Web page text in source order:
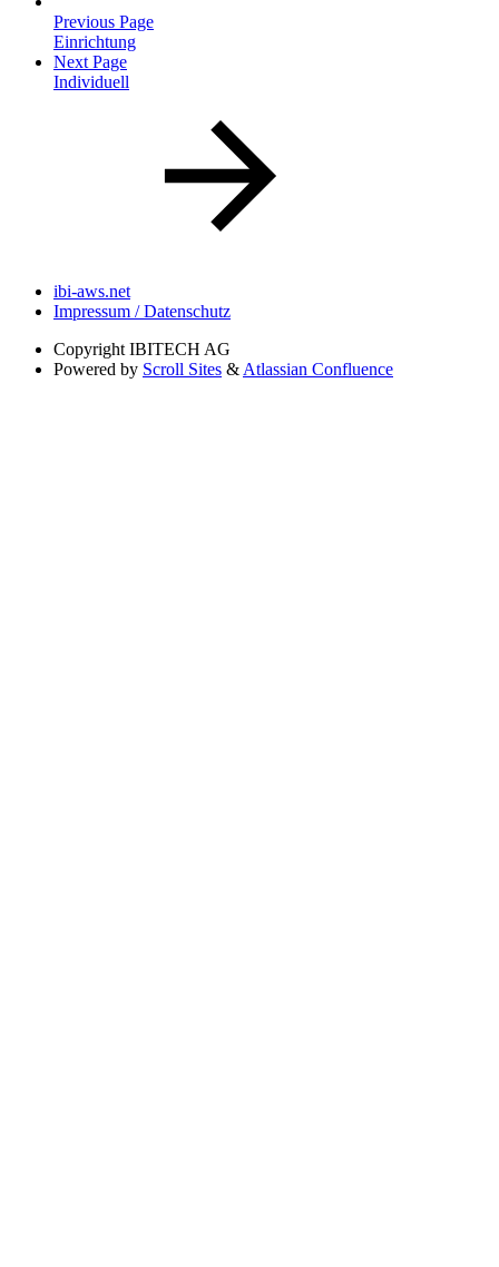
Previous Page
Einrichtung
Next Page
Individuell
ibi-aws.net
Impressum / Datenschutz
Copyright IBITECH AG
Powered by Scroll Sites & Atlassian Confluence